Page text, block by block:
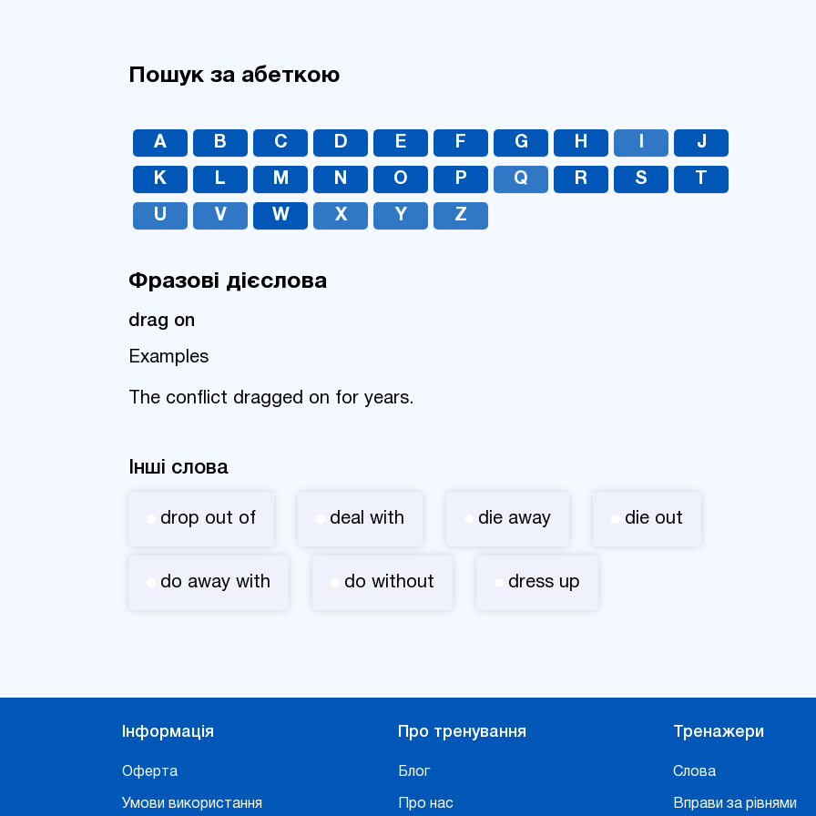
Пошук за абеткою
A B C D E F G H J
K L M N O P Q R S
U V W X Y Z
Фразові дієслова
drag on
Examples
The conflict dragged on for years.
Інші слова
drop out of deal with die away die out
do away with do without dress up
Інформація
Оферта
Умови використання
Про тренування
Блог
Про нас
Тренажери
Слова
Вправи за рівнями